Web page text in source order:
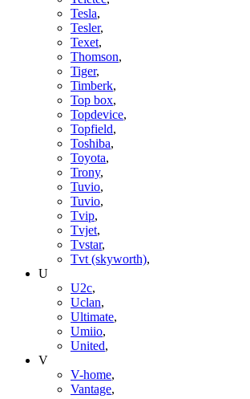
Tesla,
Tesler,
Texet,
Thomson,
Tiger,
Timberk,
Top box,
Topdevice,
Topfield,
Toshiba,
Toyota,
Trony,
Tuvio,
Tuvio,
Tvip,
Tvjet,
Tvstar,
Tvt (skyworth),
U
U2c,
Uclan,
Ultimate,
Umiio,
United,
V
V-home,
Vantage,